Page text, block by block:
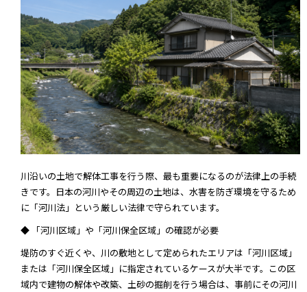
川沿いの土地で解体工事を行う際、最も重要になるのが法律上の手続
きです。日本の河川やその周辺の土地は、水害を防ぎ環境を守るため
に「河川法」という厳しい法律で守られています。
◆ 「河川区域」や「河川保全区域」の確認が必要
堤防のすぐ近くや、川の敷地として定められたエリアは「河川区域」
または「河川保全区域」に指定されているケースが大半です。この区
域内で建物の解体や改築、土砂の掘削を行う場合は、事前にその河川